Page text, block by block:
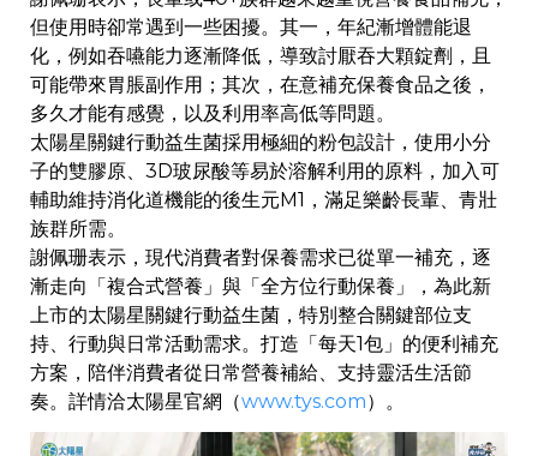
但使用時卻常遇到一些困擾。其一，年紀漸增體能退
化，例如吞嚥能力逐漸降低，導致討厭吞大顆錠劑，且
可能帶來胃脹副作用；其次，在意補充保養食品之後，
多久才能有感覺，以及利用率高低等問題。
太陽星關鍵行動益生菌採用極細的粉包設計，使用小分
子的雙膠原、3D玻尿酸等易於溶解利用的原料，加入可
輔助維持消化道機能的後生元M1，滿足樂齡長輩、青壯
族群所需。
謝佩珊表示，現代消費者對保養需求已從單一補充，逐
漸走向「複合式營養」與「全方位行動保養」，為此新
上市的太陽星關鍵行動益生菌，特別整合關鍵部位支
持、行動與日常活動需求。打造「每天1包」的便利補充
方案，陪伴消費者從日常營養補給、支持靈活生活節
奏。詳情洽太陽星官網（www.tys.com）。